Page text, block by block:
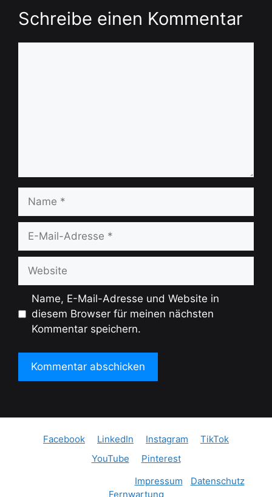
Schreibe einen Kommentar
Name
Adresse
Website
Name, E-Mail-Adresse und Website in
diesem Browser für meinen nächsten
Kommentar speichern.
Facebook LinkedIn Instagram
TikTok
YouTube
Pinterest
Impressum Datenschutz|
Fernwartung